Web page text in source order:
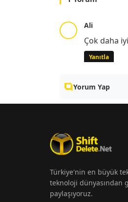
Ali
Çok daha
Yanıtla
Yorum Yap
Türkiye'nin en büyük
teknoloji dünyasından
paylaşıyoruz.